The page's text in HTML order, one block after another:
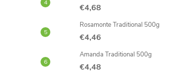
€4,68
Rosamonte Traditional 500g
€4,46
Amanda Traditional 500g
€4,48